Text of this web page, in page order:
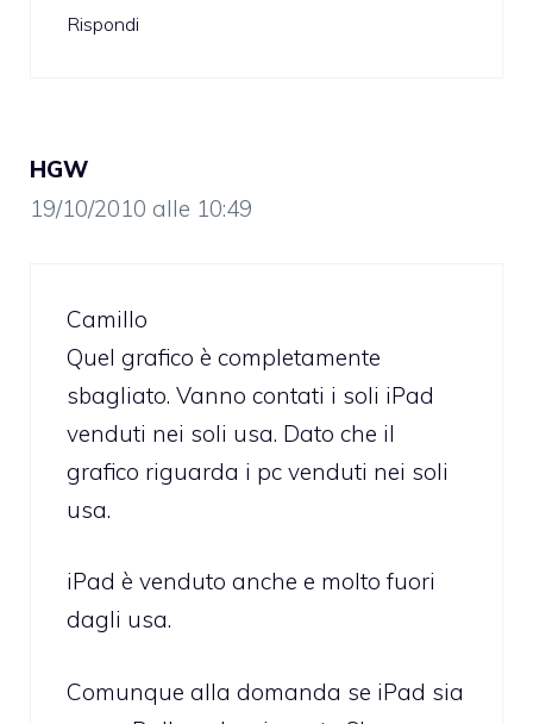
Rispondi
HGW
19/10/2010 alle 10:49
Camillo
Quel grafico è completamente
sbagliato. Vanno contati i soli iPad
venduti nei soli usa. Dato che il
grafico riguarda i pc venduti nei soli
usa.
iPad è venduto anche e molto fuori
dagli usa.
Comunque alla domanda se iPad sia